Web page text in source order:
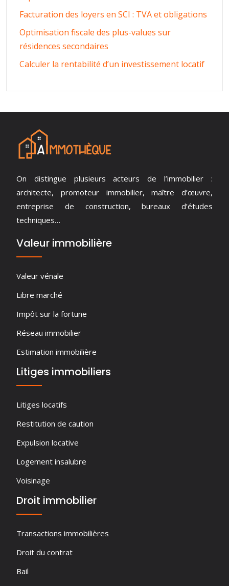
Facturation des loyers en SCI : TVA et obligations
Optimisation fiscale des plus-values sur
résidences secondaires
Calculer la rentabilité d’un investissement locatif
On distingue plusieurs acteurs de l’immobilier :
architecte, promoteur immobilier, maître d’œuvre,
entreprise de construction, bureaux d’études
techniques…
Valeur immobilière
Valeur vénale
Libre marché
Impôt sur la fortune
Réseau immobilier
Estimation immobilière
Litiges immobiliers
Litiges locatifs
Restitution de caution
Expulsion locative
Logement insalubre
Voisinage
Droit immobilier
Transactions immobilières
Droit du contrat
Bail